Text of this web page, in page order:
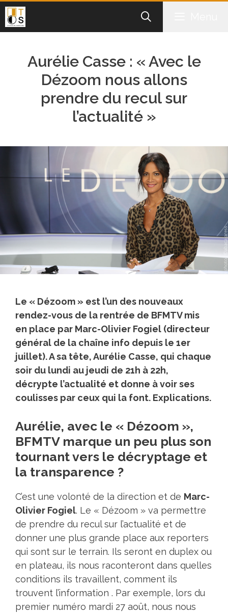
Aller
au
contenu
Aurélie Casse : « Avec le
Dézoom nous allons
prendre du recul sur
l’actualité »
Le « Dézoom » est l’un des nouveaux
rendez-vous de la rentrée de BFMTV mis
en place par Marc-Olivier Fogiel (directeur
général de la chaîne info depuis le 1er
juillet). A sa tête,Aurélie Casse, qui chaque
soir du lundi au jeudi de 21h à 22h,
décrypte l’actualité et donne à voir ses
coulisses par ceux qui la font. Explications.
Aurélie, avec le « Dézoom »,
BFMTV marque un peu plus son
tournant vers le décryptage et
la transparence ?
C’est une volonté de la direction et de Marc-
Olivier Fogiel. Le « Dézoom » va permettre
de prendre du recul sur l’actualité et de
donner une plus grande place aux reporters
qui sont sur le terrain. Ils seront en duplex ou
en plateau, ils nous raconteront dans quelles
conditions ils travaillent, comment ils
trouvent l’information . Par exemple, lors du
premier numéro mardi 27 août, nous nous